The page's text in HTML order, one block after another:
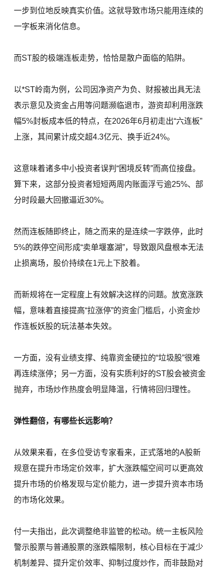
一步到位地反映真实价值。这就导致市场只能用连续的
一字板来消化信息。
而ST股的极端连板走势，恰恰是散户面临的陷阱。
以*ST岭南为例，公司因净资产为负、财报被出具无法
表示意见及资金占用等问题濒临退市，游资却利用涨跌
幅5%封板成本低的特点，在2026年6月初走出“六连板”
上涨，其间累计成交超4.3亿元、换手近24%。
这意味着诸多中小投资者误判“困境反转”而高位接盘。
算下来，这部分投资者短短两周内账面浮亏逾25%、部
分时段最大回撤逼近30%。
然而连板随即终止，随之而来的是连续一字跌停，此时
5%的跌停空间形成“卖单堰塞湖”，导致跟风盘根本无法
止损离场，股价持续在1元上下胶着。
而新规将在一定程度上有效解决这样的问题。放宽涨跌
幅，意味着直接提高“拉涨停”的资金门槛后，小资金炒
作连板妖股的玩法基本失效。
一方面，没有业绩支撑、纯靠资金硬拉的“垃圾股”很难
再连续涨停；另一方面，没有实质利好的ST股会被资金
抛弃，市场炒作热度会明显降温，行情将回归理性。
弹性翻倍，有哪些长远影响？
从效果来看，在多位受访专家看来，正式落地的A股新
规意在提升市场定价效率，扩大涨跌幅空间可以更高效
提升市场的价格发现与定价能力，进一步提升资本市场
的市场化效果。
付一夫指出，此次调整绝非监管的松动。统一主板风险
警示股票与普通股票的涨跌幅限制，核心目标在于减少
机制差异、提升定价效率、抑制过度炒作，而非鼓励对